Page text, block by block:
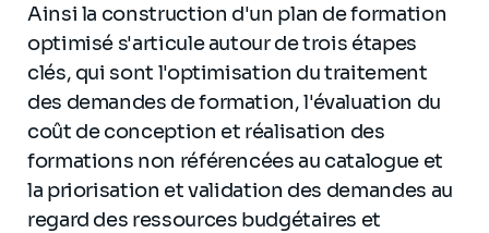
Ainsi la construction d'un plan de formation
optimisé s'articule autour de trois étapes
clés, qui sont l'optimisation du traitement
des demandes de formation, l'évaluation du
coût de conception et réalisation des
formations non référencées au catalogue et
la priorisation et validation des demandes au
regard des ressources budgétaires et